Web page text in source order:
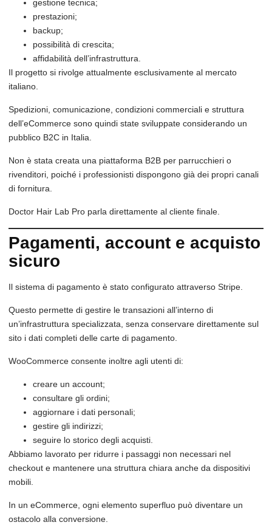
gestione tecnica;
prestazioni;
backup;
possibilità di crescita;
affidabilità dell’infrastruttura.
Il progetto si rivolge attualmente esclusivamente al mercato
italiano.
Spedizioni, comunicazione, condizioni commerciali e struttura
dell’eCommerce sono quindi state sviluppate considerando un
pubblico B2C in Italia.
Non è stata creata una piattaforma B2B per parrucchieri o
rivenditori, poiché i professionisti dispongono già dei propri canali
di fornitura.
Doctor Hair Lab Pro parla direttamente al cliente finale.
Pagamenti, account e acquisto
sicuro
Il sistema di pagamento è stato configurato attraverso Stripe.
Questo permette di gestire le transazioni all’interno di
un’infrastruttura specializzata, senza conservare direttamente sul
sito i dati completi delle carte di pagamento.
WooCommerce consente inoltre agli utenti di:
creare un account;
consultare gli ordini;
aggiornare i dati personali;
gestire gli indirizzi;
seguire lo storico degli acquisti.
Abbiamo lavorato per ridurre i passaggi non necessari nel
checkout e mantenere una struttura chiara anche da dispositivi
mobili.
In un eCommerce, ogni elemento superfluo può diventare un
ostacolo alla conversione.